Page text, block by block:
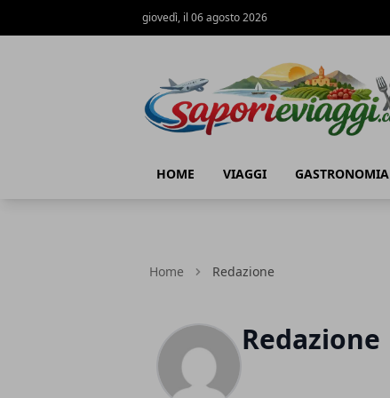
giovedì, il 06 agosto 2026
HOME VIAGGI GASTRONOMIA
Home Redazione
Redazione